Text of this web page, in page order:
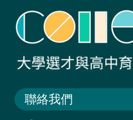
聯絡我們